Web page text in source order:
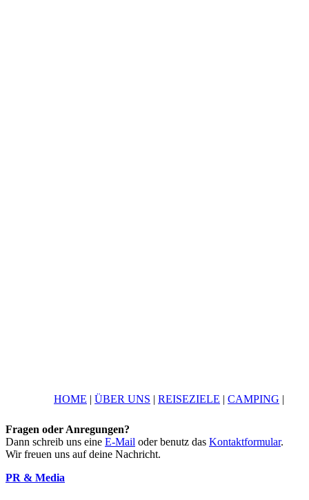
HOME | ÜBER UNS | REISEZIELE | CAMPING |
Fragen oder Anregungen?
Dann schreib uns eine E-Mail oder benutz das Kontaktformular.
Wir freuen uns auf deine Nachricht.
PR & Media